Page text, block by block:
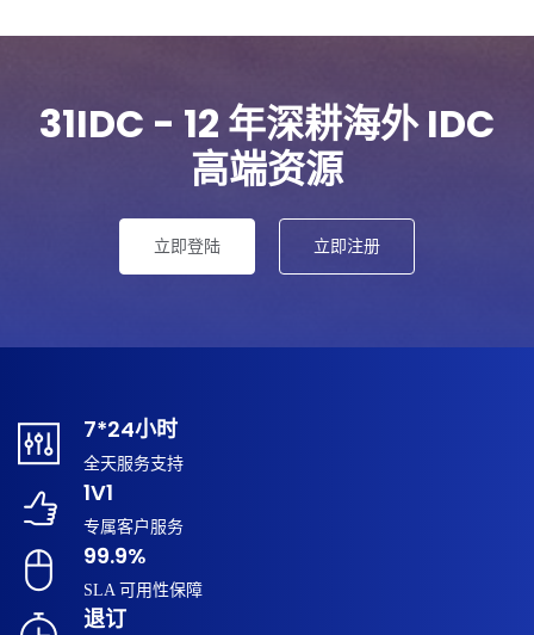
31IDC - 12 年深耕海外 IDC
高端资源
立即登陆 立即注册
7*24小时
全天服务支持
1V1
专属客户服务
99.9%
SLA 可用性保障
退订